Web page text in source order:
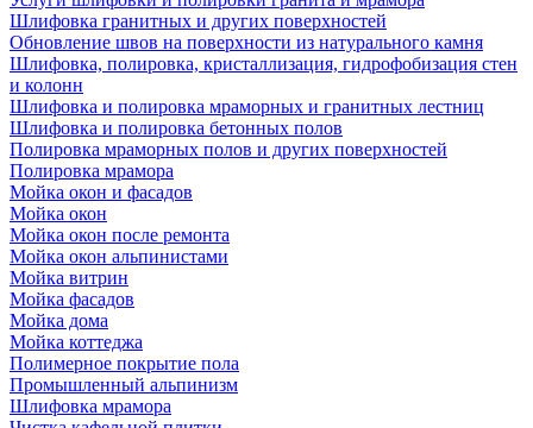
Шлифовка гранитных и других поверхностей
Обновление швов на поверхности из натурального камня
Шлифовка, полировка, кристаллизация, гидрофобизация стен
и колонн
Шлифовка и полировка мраморных и гранитных лестниц
Шлифовка и полировка бетонных полов
Полировка мраморных полов и других поверхностей
Полировка мрамора
Мойка окон и фасадов
Мойка окон
Мойка окон после ремонта
Мойка окон альпинистами
Мойка витрин
Мойка фасадов
Мойка дома
Мойка коттеджа
Полимерное покрытие пола
Промышленный альпинизм
Шлифовка мрамора